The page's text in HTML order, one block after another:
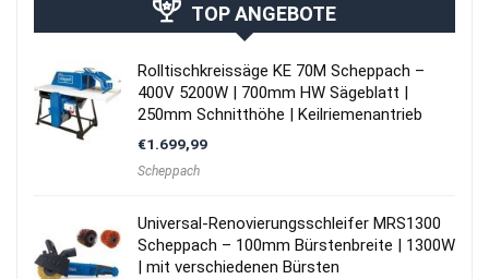
TOP ANGEBOTE
Rolltischkreissäge KE 70M Scheppach –
400V 5200W | 700mm HW Sägeblatt |
250mm Schnitthöhe | Keilriemenantrieb
€1.699,99
Scheppach
Universal-Renovierungsschleifer MRS1300
Scheppach – 100mm Bürstenbreite | 1300W
| mit verschiedenen Bürsten